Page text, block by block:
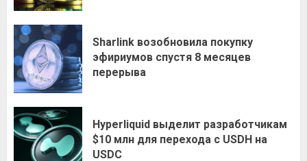
Sharlink возобновила покупку
эфириумов спустя 8 месяцев
перерыва
Hyperliquid выделит разработчикам
$10 млн для перехода с USDH на
USDC